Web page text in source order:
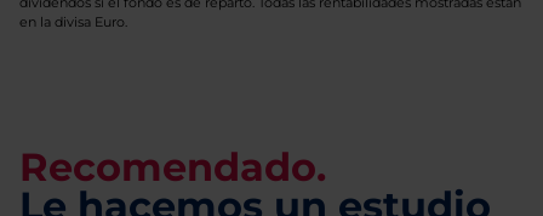
en la divisa Euro.
Recomendado.
Le hacemos un estudio